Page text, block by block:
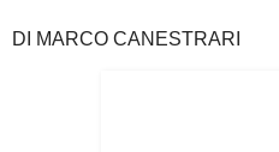
DI MARCO CANESTRARI